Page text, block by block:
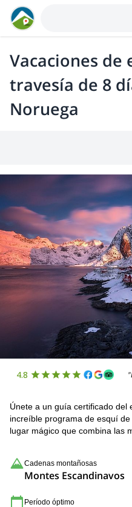
Vacaciones de
travesía de 8
Noruega
4.8
Únete a un guía certificado del
increíble programa de esquí
lugar mágico que combina las
Cadenas montañosas
Montes Escandinavos
Período óptimo